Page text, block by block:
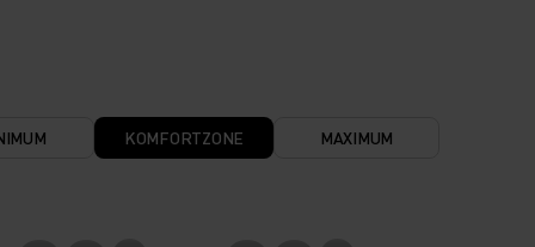
KOMFORTZONE MAXIMUM